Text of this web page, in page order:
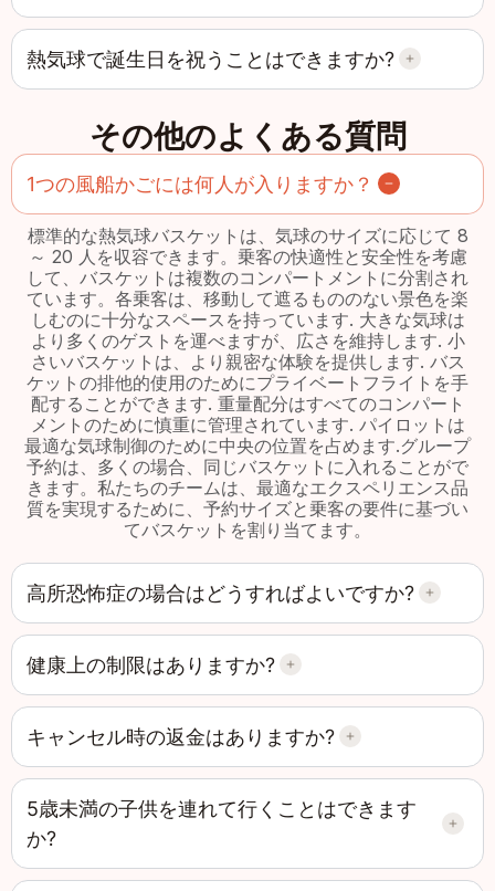
熱気球で誕生日を祝うことはできますか?
その他のよくある質問
1つの風船かごには何人が入りますか？
標準的な熱気球バスケットは、気球のサイズに応じて 8
～ 20 人を収容できます。乗客の快適性と安全性を考慮
して、バスケットは複数のコンパートメントに分割され
ています。各乗客は、移動して遮るもののない景色を楽
しむのに十分なスペースを持っています. 大きな気球は
より多くのゲストを運べますが、広さを維持します. 小
さいバスケットは、より親密な体験を提供します. バス
ケットの排他的使用のためにプライベートフライトを手
配することができます. 重量配分はすべてのコンパート
メントのために慎重に管理されています. パイロットは
最適な気球制御のために中央の位置を占めます.グループ
予約は、多くの場合、同じバスケットに入れることがで
きます。私たちのチームは、最適なエクスペリエンス品
質を実現するために、予約サイズと乗客の要件に基づい
てバスケットを割り当てます。
高所恐怖症の場合はどうすればよいですか?
健康上の制限はありますか?
キャンセル時の返金はありますか?
5歳未満の子供を連れて行くことはできます
か?